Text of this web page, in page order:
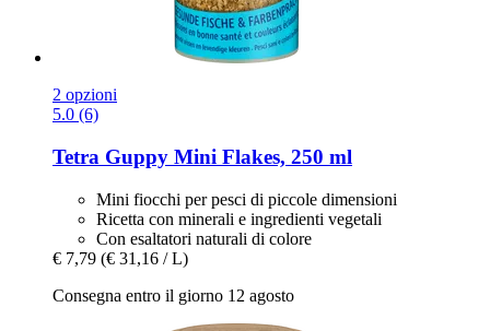
2 opzioni
5.0 (6)
Tetra Guppy Mini Flakes, 250 ml
Mini fiocchi per pesci di piccole dimensioni
Ricetta con minerali e ingredienti vegetali
Con esaltatori naturali di colore
€ 7,79 (€ 31,16 / L)
Consegna entro il giorno 12 agosto